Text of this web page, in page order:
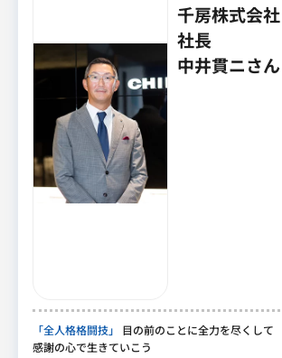
千房株式会
社長
中井貫ニさん
「全人格格闘技」 目の前のことに全力を尽くして
感謝の心で生きていこう